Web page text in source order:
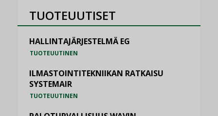
TUOTEUUTISET
HALLINTAJÄRJESTELMÄ EG
TUOTEUUTINEN
ILMASTOINTITEKNIIKAN RATKAISU
SYSTEMAIR
TUOTEUUTINEN